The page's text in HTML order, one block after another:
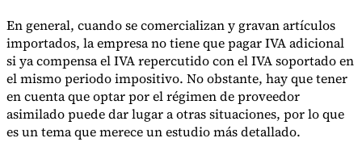
En general, cuando se comercializan y gravan artículos
importados, la empresa no tiene que pagar IVA adicional
si ya compensa el IVA repercutido con el IVA soportado en
el mismo periodo impositivo. No obstante, hay que tener
en cuenta que optar por el régimen de proveedor
asimilado puede dar lugar a otras situaciones, por lo que
es un tema que merece un estudio más detallado.